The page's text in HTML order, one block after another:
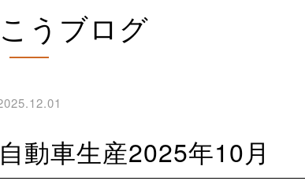
うブログ
動車生産2025年10月